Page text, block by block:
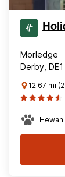
Morledge
Derby,
12.67 mi